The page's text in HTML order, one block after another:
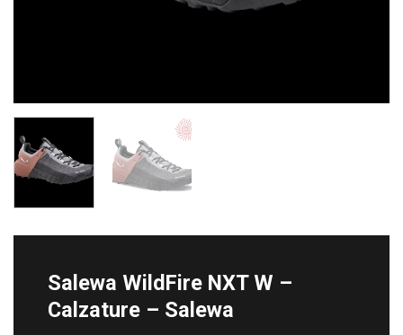
Salewa WildFire NXT W –
Calzature – Salewa